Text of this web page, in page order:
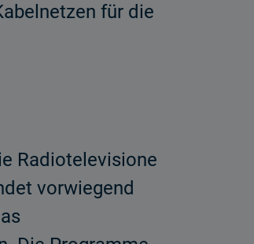
für die
Radiotelevisione
vorwiegend